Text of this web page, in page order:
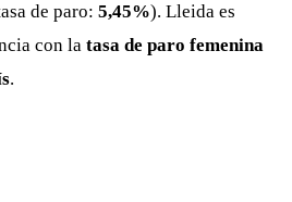
de paro: 5,45%). Lleida es
con la tasa de paro femenina
.